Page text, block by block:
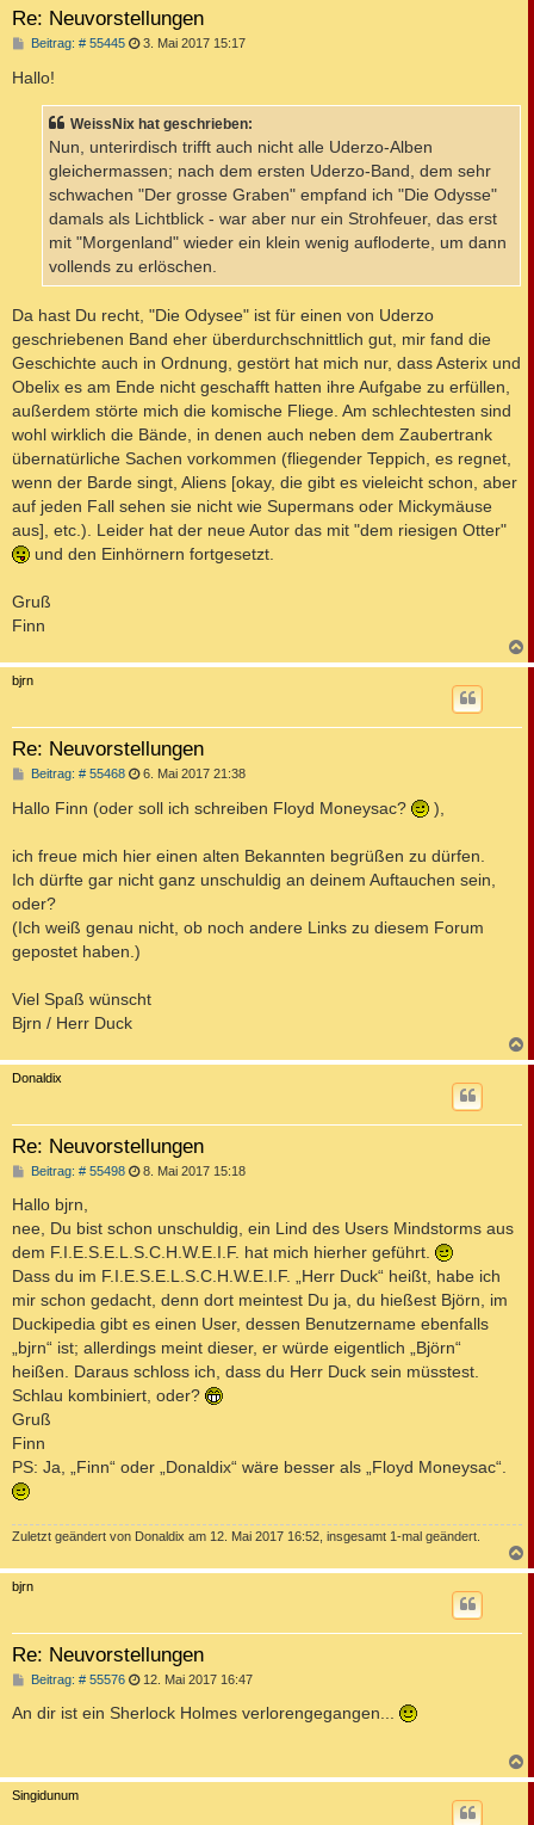
Re: Neuvorstellungen
Beitrag: # 55445B
r
a
3. Mai 2017 15:17
Hallo!
WeissNix hat geschrieben:
Nun, unterirdisch trifft auch nicht alle Uderzo-Alben
gleichermassen; nach dem ersten Uderzo-Band, dem sehr
schwachen "Der grosse Graben" empfand ich "Die Odysse"
damals als Lichtblick - war aber nur ein Strohfeuer, das erst
mit "Morgenland" wieder ein klein wenig aufloderte, um dann
vollends zu erlöschen.
Da hast Du recht, "Die Odysee" ist für einen von Uderzo
geschriebenen Band eher überdurchschnittlich gut, mir fand die
Geschichte auch in Ordnung, gestört hat mich nur, dass Asterix und
Obelix es am Ende nicht geschafft hatten ihre Aufgabe zu erfüllen,
außerdem störte mich die komische Fliege. Am schlechtesten sind
wohl wirklich die Bände, in denen auch neben dem Zaubertrank
übernatürliche Sachen vorkommen (fliegender Teppich, es regnet,
wenn der Barde singt, Aliens [okay, die gibt es vieleicht schon, aber
auf jeden Fall sehen sie nicht wie Supermans oder Mickymäuse
aus], etc.). Leider hat der neue Autor das mit "dem riesigen Otter"
und den Einhörnern fortgesetzt.
Gruß
Finn
a
bjrn
Re: Neuvorstellungen
Beitrag: # 55468B
i
t
a
g
6. Mai 2017 21:38
Hallo Finn (oder soll ich schreiben Floyd Moneysac? ),
ich freue mich hier einen alten Bekannten begrüßen zu dürfen.
Ich dürfte gar nicht ganz unschuldig an deinem Auftauchen sein,
oder?
(Ich weiß genau nicht, ob noch andere Links zu diesem Forum
gepostet haben.)
Viel Spaß wünscht
Bjrn / Herr Duck
a
Donaldix
Re: Neuvorstellungen
Beitrag: # 55498B
r
g
8. Mai 2017 15:18
Hallo bjrn,
nee, Du bist schon unschuldig, ein Lind des Users Mindstorms aus
dem F.I.E.S.E.L.S.C.H.W.E.I.F. hat mich hierher geführt.
Dass du im F.I.E.S.E.L.S.C.H.W.E.I.F. „Herr Duck“ heißt, habe ich
mir schon gedacht, denn dort meintest Du ja, du hießest Björn, im
Duckipedia gibt es einen User, dessen Benutzername ebenfalls
„bjrn“ ist; allerdings meint dieser, er würde eigentlich „Björn“
heißen. Daraus schloss ich, dass du Herr Duck sein müsstest.
Schlau kombiniert, oder?
Gruß
Finn
PS: Ja, „Finn“ oder „Donaldix“ wäre besser als „Floyd Moneysac“.
Zuletzt geändert von Donaldix am 12. Mai 2017 16:52, insgesamt 1-mal geändert.
a
bjrn
Re: Neuvorstellungen
Beitrag: # 55576B
i
12. Mai 2017 16:47
An dir ist ein Sherlock Holmes verlorengegangen...
a
Singidunum